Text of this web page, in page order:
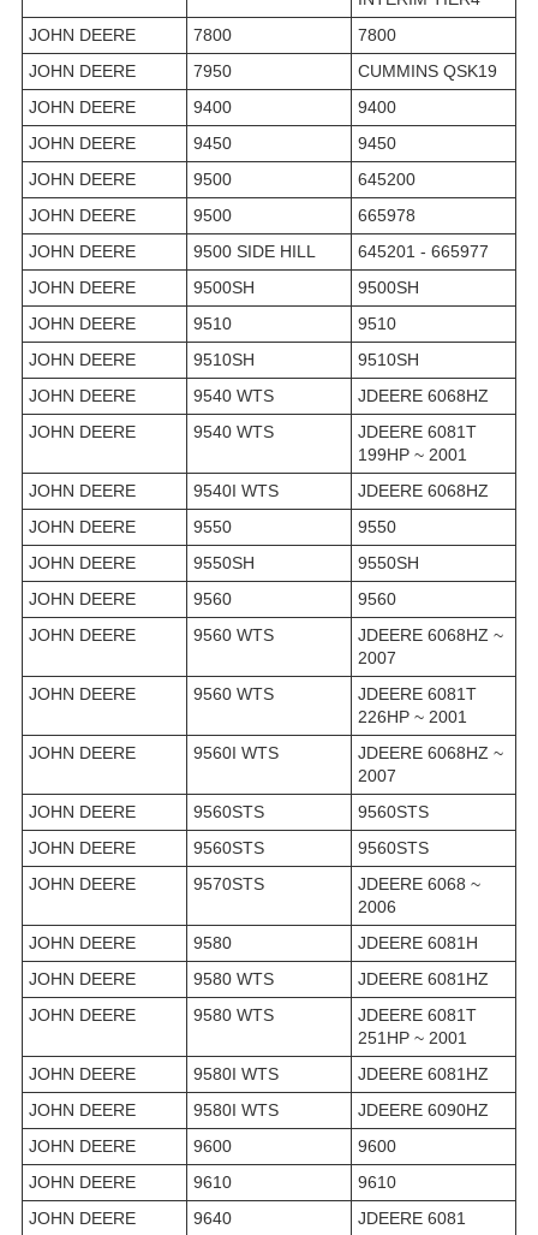
JOHN DEERE
7800
7800
JOHN DEERE
7950
CUMMINS QSK19
JOHN DEERE
9400
9400
JOHN DEERE
9450
9450
JOHN DEERE
9500
645200
JOHN DEERE
9500
665978
JOHN DEERE
9500 SIDE HILL
645201 - 665977
JOHN DEERE
9500SH
9500SH
JOHN DEERE
9510
9510
JOHN DEERE
9510SH
9510SH
JOHN DEERE
9540 WTS
JDEERE 6068HZ
JOHN DEERE
9540 WTS
JDEERE 6081T
199HP ~ 2001
JOHN DEERE
9540I WTS
JDEERE 6068HZ
JOHN DEERE
9550
9550
JOHN DEERE
9550SH
9550SH
JOHN DEERE
9560
9560
JOHN DEERE
9560 WTS
JDEERE 6068HZ ~
2007
JOHN DEERE
9560 WTS
JDEERE 6081T
226HP ~ 2001
JOHN DEERE
9560I WTS
JDEERE 6068HZ ~
2007
JOHN DEERE
9560STS
9560STS
JOHN DEERE
9560STS
9560STS
JOHN DEERE
9570STS
JDEERE 6068 ~
2006
JOHN DEERE
9580
JDEERE 6081H
JOHN DEERE
9580 WTS
JDEERE 6081HZ
JOHN DEERE
9580 WTS
JDEERE 6081T
251HP ~ 2001
JOHN DEERE
9580I WTS
JDEERE 6081HZ
JOHN DEERE
9580I WTS
JDEERE 6090HZ
JOHN DEERE
9600
9600
JOHN DEERE
9610
9610
JOHN DEERE
9640
JDEERE 6081